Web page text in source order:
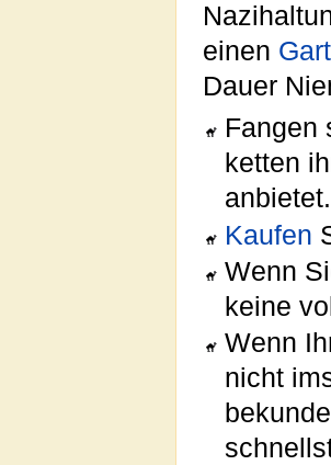
einen
Dauer
Fangen
ketten
Kaufen
Wenn
keine
Wenn
nicht